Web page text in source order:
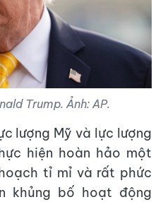
Trump. Ảnh: AP.
lượng Mỹ và lực lượng
hiện hoàn hảo một
tỉ mỉ và rất phức
khủng bố hoạt động